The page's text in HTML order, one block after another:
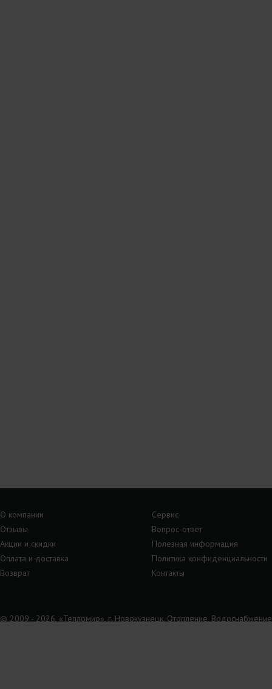
О компании
Сервис
Отзывы
Вопрос-ответ
Акции и скидки
Полезная информация
Оплата и доставка
Политика конфиденциальности
Возврат
Контакты
© 2009 - 2026, «Тепломир», г. Новокузнецк. Отопление,